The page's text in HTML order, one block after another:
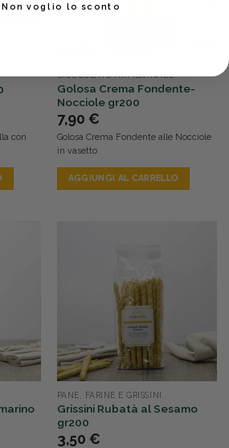
con
CIOCCOLATO ARTIGIANALE
Golosa Crema Fondente-
Nocciole gr200
7,90 €
Golosa Crema Fondente alle Nocciole
in vasetto
AGGIUNGI AL CARRELLO
PANE, FARINE E GRISSINI
Grissini Rubatà al Sesamo
gr200
3,50 €
Non voglio lo sconto